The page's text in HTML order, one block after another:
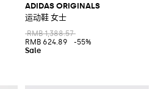
ADIDAS ORIGINALS
运动鞋 女士
RMB 1,388.57
RMB 624.89
-55%